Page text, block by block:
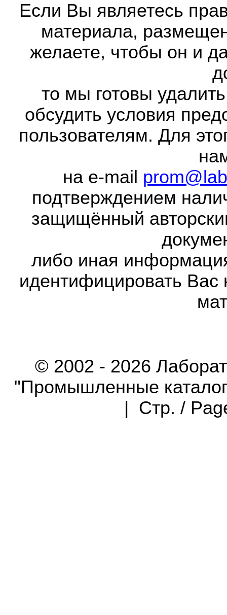
Если Вы являетесь
материала,
желаете, чтобы он и
то мы готовы
обсудить условия
пользователям. Для
на e-mail
подтверждением
защищённый
либо иная
идентифицировать Вас
© 2002 - 2026
"Промышленные
| Стр. /